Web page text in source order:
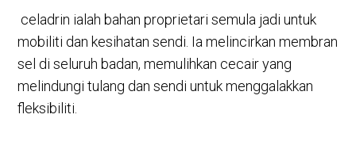
celadrin ialah bahan proprietari semula jadi untuk
mobiliti dan kesihatan sendi. Ia melincirkan membran
sel di seluruh badan, memulihkan cecair yang
melindungi tulang dan sendi untuk menggalakkan
fleksibiliti.